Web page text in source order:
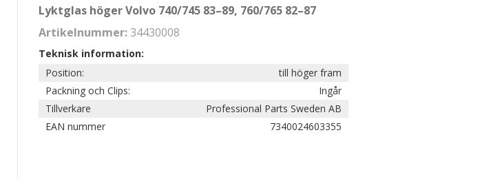
Lyktglas höger Volvo 740/745 83–89, 760/765 82–87
Artikelnummer:34430008
Teknisk information:
Position:
till höger fram
Packning och Clips:
Ingår
Tillverkare
Professional Parts Sweden AB
EAN nummer
7340024603355